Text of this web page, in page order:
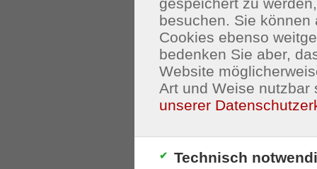
besuchen. Sie
Cookies ebenso
bedenken Sie aber,
Website
Art und Weise nutzbar
unserer
Technisch